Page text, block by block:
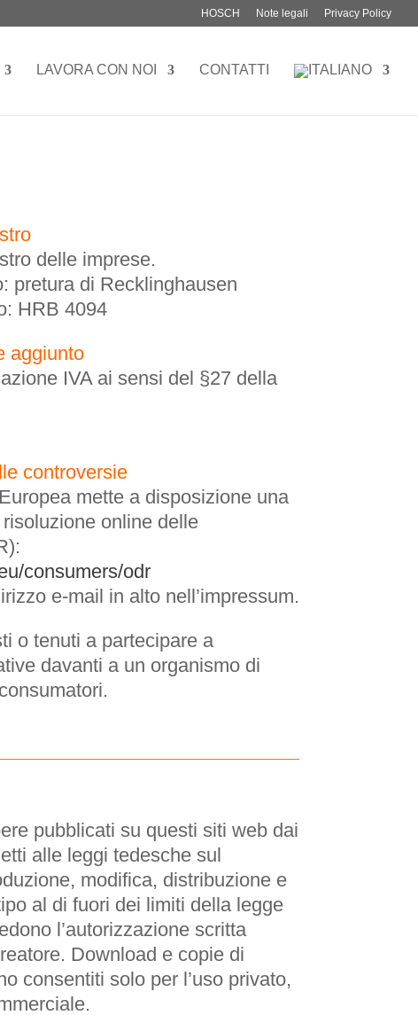
HOSCH Note legali Privacy Policy
LAVORA CON NOI CONTATTI
delle imprese.
pretura di Recklinghausen
HRB 4094
aggiunto
IVA ai sensi del §27 della
controversie
mette a disposizione una
online delle
consumers/odr
e-mail in alto nell’impressum.
o tenuti a partecipare a
davanti a un organismo di
pubblicati su questi siti web dai
alle leggi tedesche sul
modifica, distribuzione e
al di fuori dei limiti della legge
l’autorizzazione scritta
Download e copie di
consentiti solo per l’uso privato,